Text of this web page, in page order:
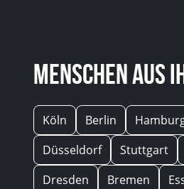
Menschen aus
Köln Berlin
Düsseldorf
Stuttgart
Dresden
Bremen